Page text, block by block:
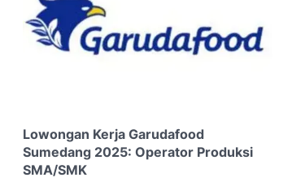
Lowongan Kerja Garudafood
Sumedang 2025: Operator Produksi
SMA/SMK